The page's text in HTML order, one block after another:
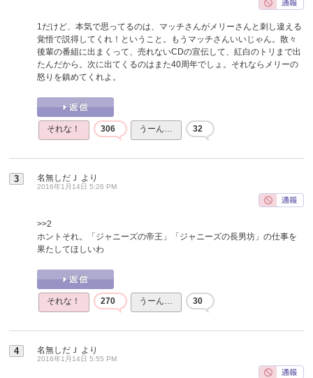
1だけど、本気で思ってるのは、マッチさんがメリーさんと刺し違える
覚悟で説得してくれ！ということ。もうマッチさんいいじゃん。散々
後輩の番組に出まくって、売れないCDの宣伝して、紅白のトリまで出
たんだから。次に出てくるのはまた40周年でしょ。それならメリーの
怒りを鎮めてくれよ。
それな！ 306 うーん… 32
3 名無しだＪ より
2016年1月14日 5:26 PM
>>2
ホントそれ。「ジャニーズの帝王」「ジャニーズの長男坊」の仕事を
果たしてほしいわ
それな！ 270 うーん… 30
4 名無しだＪ より
2016年1月14日 5:55 PM